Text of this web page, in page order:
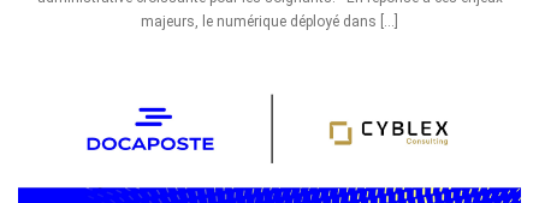
majeurs, le numérique déployé dans […]